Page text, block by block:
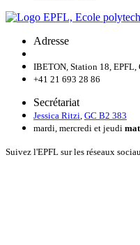
Adresse
IBETON, Station 18, EPFL,
+41 21 693 28 86
Secrétariat
Jessica Ritzi GC B2 383
mardi, mercredi et jeudi
Suivez l'EPFL sur les réseaux